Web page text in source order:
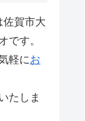
佐賀市大
です。
軽にお
たしま